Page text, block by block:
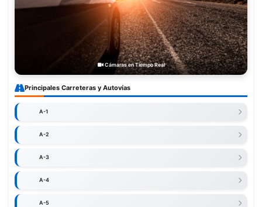
Cámaras en Tiempo Real
Principales Carreteras y Autovías
A-1
A-2
A-3
A-4
A-5